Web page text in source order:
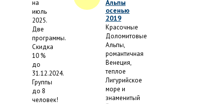
на
июль
2025.
Две
программы.
Скидка
10 %
до
31.12.2024.
Группы
до 8
человек!
Альпы
осенью
2019
Красочные
Доломитовые
Альпы,
романтичная
Венеция,
теплое
Лигурийское
море и
знаменитый